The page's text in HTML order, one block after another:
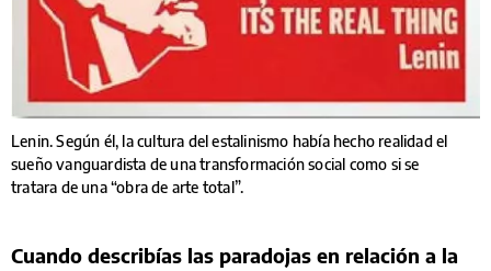
Lenin. Según él, la cultura del estalinismo había hecho realidad el
sueño vanguardista de una transformación social como si se
tratara de una “obra de arte total”.
Cuando describías las paradojas en relación a la